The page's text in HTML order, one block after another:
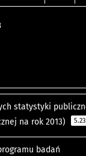
statystyki
na rok 2013)
badań